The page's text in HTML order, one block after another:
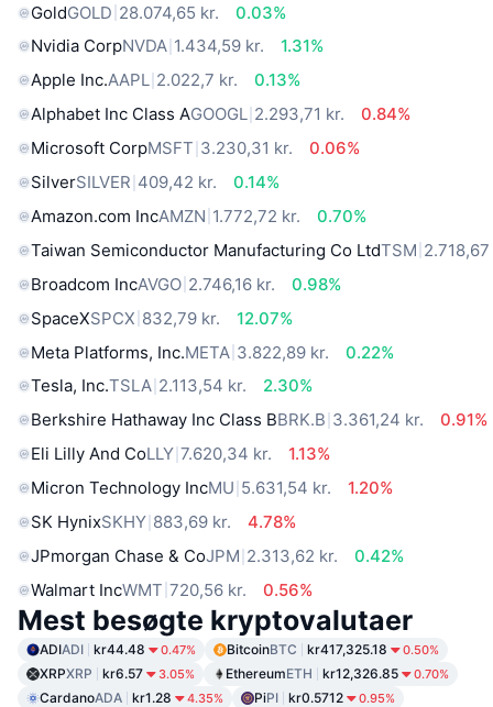
GoldGOLD 28.074,65 kr.
0.03%
Nvidia CorpNVDA 1.434,59 kr.
1.31%
Apple Inc.AAPL 2.022,7 kr.
0.13%
Alphabet Inc Class AGOOGL 2.293,71 kr.
0.84%
Microsoft CorpMSFT 3.230,31 kr.
0.06%
SilverSILVER 409,42 kr.
0.14%
Amazon.com IncAMZN 1.772,72 kr.
0.70%
Taiwan Semiconductor Manufacturing Co LtdTSM
Broadcom IncAVGO 2.746,16 kr.
0.98%
SpaceXSPCX 832,79 kr.
12.07%
Meta Platforms, Inc.META 3.822,89 kr.
0.22%
Tesla, Inc.TSLA 2.113,54 kr.
2.30%
Berkshire Hathaway Inc Class BBRK.B 3.361,24 kr.
0.91%
Eli Lilly And CoLLY 7.620,34 kr.
1.13%
Micron Technology IncMU 5.631,54 kr.
1.20%
SK HynixSKHY 883,69 kr.
4.78%
JPmorgan Chase & CoJPM 2.313,62 kr.
0.42%
Walmart IncWMT 720,56 kr. 0.56%
Mest besøgte kryptovalutaer
ADIADI kr44.48 0.47% BitcoinBTC kr417,325.18 0.50%
XRPXRP kr6.57 3.05% EthereumETH kr12,326.85 0.70%
CardanoADA kr1.28 4.35% PiPI kr0.5712 0.95%